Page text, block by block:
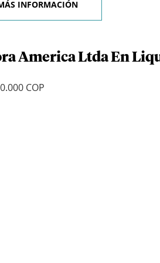
INFORMACIÓN
America Ltda En
COP